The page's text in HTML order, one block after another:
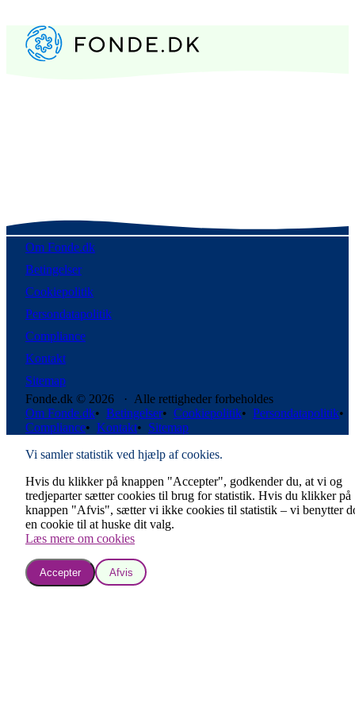
Om Fonde.dk
Betingelser
Cookiepolitik
Persondatapolitik
Compliance
Kontakt
Sitemap
Fonde.dk © 2026 · Alle rettigheder forbeholdes
Om Fonde.dk• Betingelser• Cookiepolitik• Persondatapolitik•
Compliance• Kontakt• Sitemap
Vi samler statistik ved hjælp af cookies.
Hvis du klikker på knappen "Accepter", godkender du, at vi og
tredjeparter sætter cookies til brug for statistik. Hvis du klikker på
knappen "Afvis", sætter vi ikke cookies til statistik – vi benytter
en cookie til at huske dit valg.
Læs mere om cookies
Accepter Afvis